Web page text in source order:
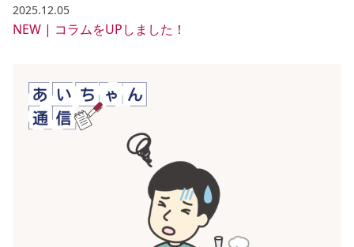
2025.12.05
NEW | コラムをUPしました！